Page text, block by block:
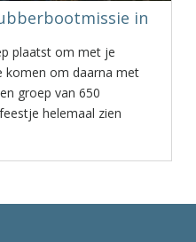
in
plaatst om met je
komen om daarna met
groep van 650
helemaal zien